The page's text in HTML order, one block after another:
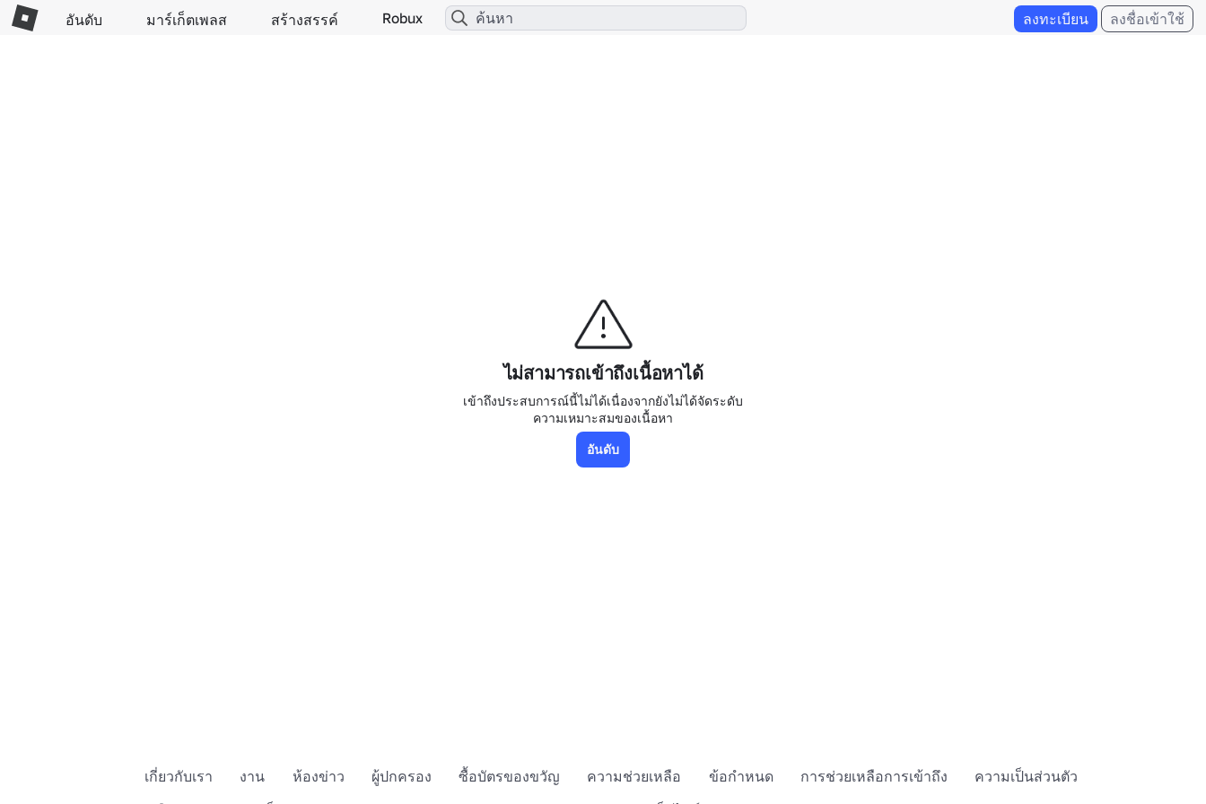
อันดับ มาร์เก็ตเพลส สร้างสรรค์ Robux ลงทะเบียน ลงชื่อเข้าใช้
ไม่สามารถเข้าถึงเนื้อหาได้
เข้าถึงประสบการณ์นี้ไม่ได้เนื่องจากยังไม่ได้จัดระดับ
ความเหมาะสมของเนื้อหา
อันดับ
เกี่ยวกับเรา งาน ห้องข่าว ผู้ปกครอง ซื้อบัตรของขวัญ ความช่วยเหลือ ข้อกำหนด การช่วยเหลือการเข้าถึง
ความเป็นส่วนตัว